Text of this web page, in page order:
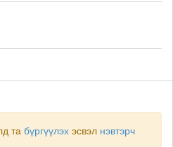
та бүргүүлэх эсвэл нэвтэрч